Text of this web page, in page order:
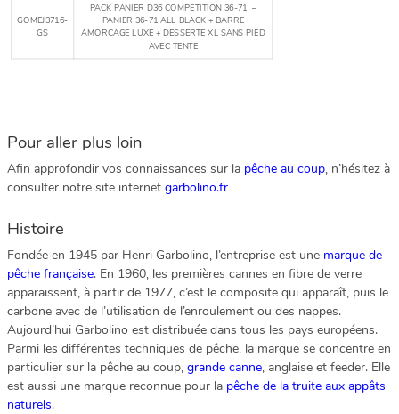
GOMEJ3716-
GS
PACK PANIER D36 COMPETITION 36-71 –
PANIER 36-71 ALL BLACK + BARRE
AMORCAGE LUXE + DESSERTE XL SANS PIED
AVEC TENTE
Pour aller plus loin
Afin approfondir vos connaissances sur la pêche au coup, n’hésitez à
consulter notre site internet garbolino.fr
Histoire
Fondée en 1945 par Henri Garbolino, l’entreprise est une marque de
pêche française. En 1960, les premières cannes en fibre de verre
apparaissent, à partir de 1977, c’est le composite qui apparaît, puis le
carbone avec de l’utilisation de l’enroulement ou des nappes.
Aujourd’hui Garbolino est distribuée dans tous les pays européens.
Parmi les différentes techniques de pêche, la marque se concentre en
particulier sur la pêche au coup, grande canne, anglaise et feeder. Elle
est aussi une marque reconnue pour la pêche de la truite aux appâts
naturels.